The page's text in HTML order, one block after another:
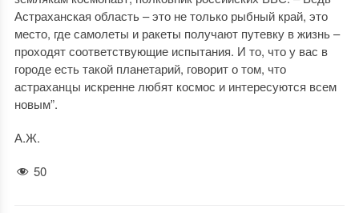
Астраханская область – это не только рыбный край, это
место, где самолеты и ракеты получают путевку в жизнь –
проходят соответствующие испытания. И то, что у вас в
городе есть такой планетарий, говорит о том, что
астраханцы искренне любят космос и интересуются всем
новым”.
А.Ж.
50